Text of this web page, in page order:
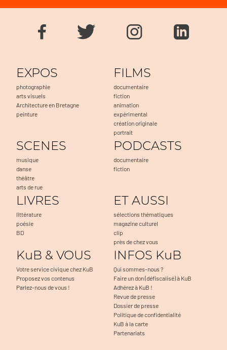
EXPOS
photographie
arts visuels
Architecture en Bretagne
peinture
FILMS
documentaire
fiction
animation
expérimental
création originale
portrait
SCENES
musique
danse
théâtre
arts de rue
PODCASTS
documentaire
fiction
LIVRES
littérature
poésie
BD
ET AUSSI
sélections thématiques
magazine culturel
clip
près de chez vous
KuB & VOUS
Votre service civique chez KuB
Proposez vos contenus
Parlez-nous de vous !
INFOS KuB
Qui sommes-nous ?
Faire un don (défiscalisé) à KuB
Adhérez à KuB !
Revue de presse
Dossier de presse
Politique de confidentialité
KuB à la carte
Partenariats